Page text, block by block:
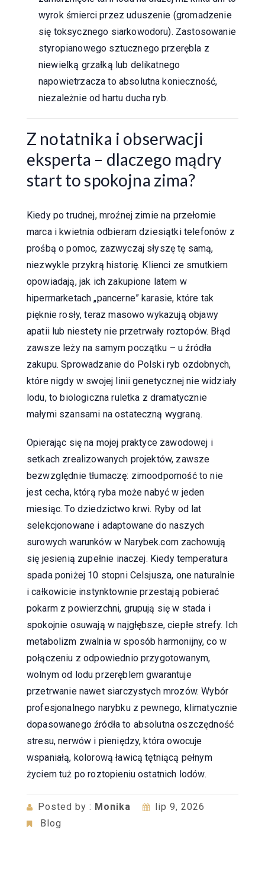
wyrok śmierci przez uduszenie (gromadzenie
się toksycznego siarkowodoru). Zastosowanie
styropianowego sztucznego przerębla z
niewielką grzałką lub delikatnego
napowietrzacza to absolutna konieczność,
niezależnie od hartu ducha ryb.
Z notatnika i obserwacji
eksperta – dlaczego mądry
start to spokojna zima?
Kiedy po trudnej, mroźnej zimie na przełomie
marca i kwietnia odbieram dziesiątki telefonów z
prośbą o pomoc, zazwyczaj słyszę tę samą,
niezwykle przykrą historię. Klienci ze smutkiem
opowiadają, jak ich zakupione latem w
hipermarketach „pancerne” karasie, które tak
pięknie rosły, teraz masowo wykazują objawy
apatii lub niestety nie przetrwały roztopów. Błąd
zawsze leży na samym początku – u źródła
zakupu. Sprowadzanie do Polski ryb ozdobnych,
które nigdy w swojej linii genetycznej nie widziały
lodu, to biologiczna ruletka z dramatycznie
małymi szansami na ostateczną wygraną.
Opierając się na mojej praktyce zawodowej i
setkach zrealizowanych projektów, zawsze
bezwzględnie tłumaczę: zimoodporność to nie
jest cecha, którą ryba może nabyć w jeden
miesiąc. To dziedzictwo krwi. Ryby od lat
selekcjonowane i adaptowane do naszych
surowych warunków w Narybek.com zachowują
się jesienią zupełnie inaczej. Kiedy temperatura
spada poniżej 10 stopni Celsjusza, one naturalnie
i całkowicie instynktownie przestają pobierać
pokarm z powierzchni, grupują się w stada i
spokojnie osuwają w najgłębsze, ciepłe strefy. Ich
metabolizm zwalnia w sposób harmonijny, co w
połączeniu z odpowiednio przygotowanym,
wolnym od lodu przeręblem gwarantuje
przetrwanie nawet siarczystych mrozów. Wybór
profesjonalnego narybku z pewnego, klimatycznie
dopasowanego źródła to absolutna oszczędność
stresu, nerwów i pieniędzy, która owocuje
wspaniałą, kolorową ławicą tętniącą pełnym
życiem tuż po roztopieniu ostatnich lodów.
Posted by : Monika
lip 9, 2026
Blog